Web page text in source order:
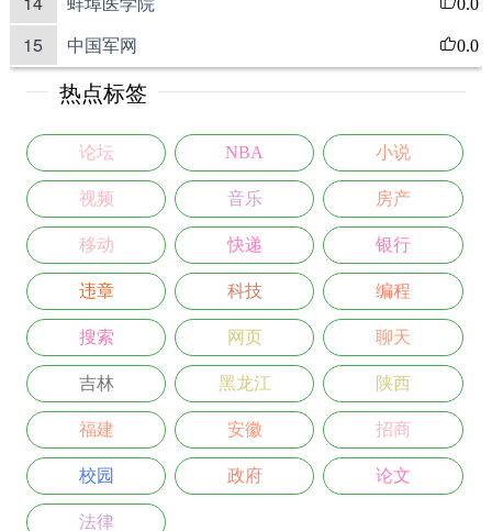
15 中国军网 0.0
热点标签
论坛 NBA 小说
视频 音乐 房产
移动 快递 银行
违章 科技 编程
搜索 网页 聊天
吉林 黑龙江 陕西
福建 安徽 招商
校园 政府 论文
法律